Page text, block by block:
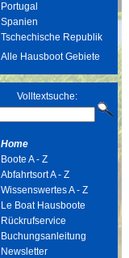
Portugal
Spanien
Tschechische Republik
Alle Hausboot Gebiete
Volltextsuche:
Home
Boote A - Z
Abfahrtsort A - Z
Wissenswertes A - Z
Le Boat Hausboote
Rückrufservice
Buchungsanleitung
Newsletter